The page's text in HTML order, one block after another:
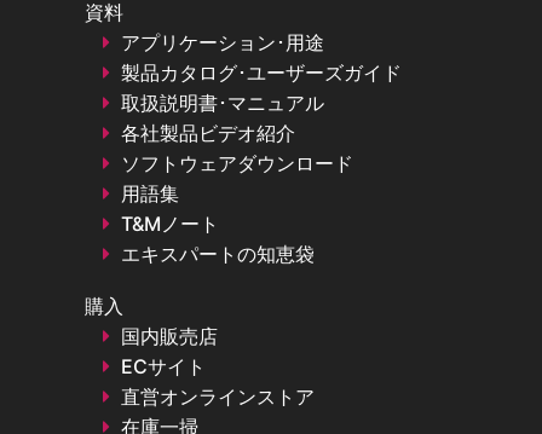
資料
アプリケーション･用途
製品カタログ･ユーザーズガイド
取扱説明書･マニュアル
各社製品ビデオ紹介
ソフトウェアダウンロード
用語集
T&Mノート
エキスパートの知恵袋
購入
国内販売店
ECサイト
直営オンラインストア
在庫一掃